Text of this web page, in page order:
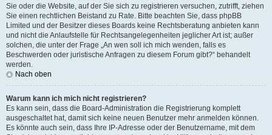
Sie oder die Website, auf der Sie sich zu registrieren versuchen, zutrifft, ziehen
Sie einen rechtlichen Beistand zu Rate. Bitte beachten Sie, dass phpBB
Limited und der Besitzer dieses Boards keine Rechtsberatung anbieten kann
und nicht die Anlaufstelle für Rechtsangelegenheiten jeglicher Art ist; außer
solchen, die unter der Frage „An wen soll ich mich wenden, falls es
Beschwerden oder juristische Anfragen zu diesem Forum gibt?“ behandelt
werden.
Nach oben
Warum kann ich mich nicht registrieren?
Es kann sein, dass die Board-Administration die Registrierung komplett
ausgeschaltet hat, damit sich keine neuen Benutzer mehr anmelden können.
Es könnte auch sein, dass Ihre IP-Adresse oder der Benutzername, mit dem